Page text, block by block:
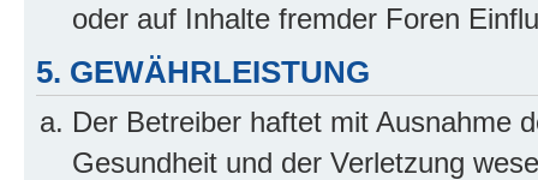
oder auf Inhalte fremder Foren
5. GEWÄHRLEISTUNG
Der Betreiber haftet mit Ausnahme
Gesundheit und der Verletzung